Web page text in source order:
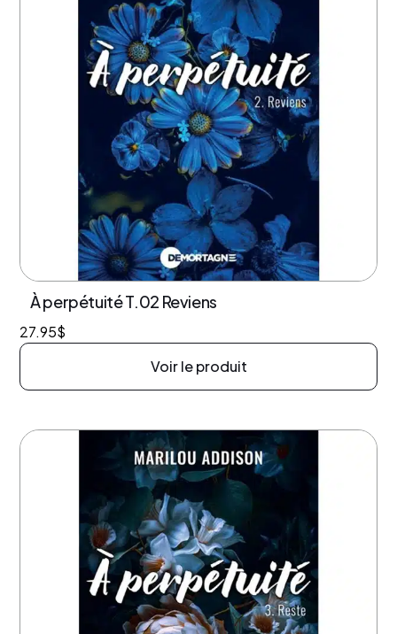
À perpétuité T.02 Reviens
27.95$
Voir le produit